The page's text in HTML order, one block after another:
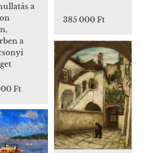
385 000 Ft
a
a
Ft